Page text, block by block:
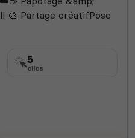
🎨 Partage créatif ​Pose
5
clics